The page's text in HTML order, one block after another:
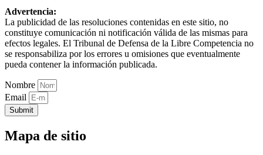
Advertencia:
La publicidad de las resoluciones contenidas en este sitio, no
constituye comunicación ni notificación válida de las mismas para
efectos legales. El Tribunal de Defensa de la Libre Competencia no
se responsabiliza por los errores u omisiones que eventualmente
pueda contener la información publicada.
Nombre
Email
Submit
Mapa de sitio